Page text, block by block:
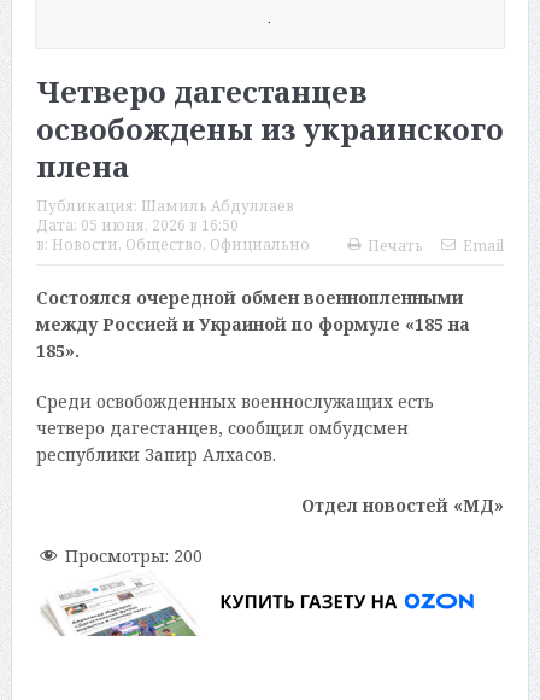
.
Четверо дагестанцев
освобождены из украинского
плена
Публикация: Шамиль Абдуллаев
Дата: 05 июня, 2026 в 16:50
в: Новости, Общество, Официально Печать Email
Состоялся очередной обмен военнопленными
между Россией и Украиной по формуле «185 на
185».
Среди освобожденных военнослужащих есть
четверо дагестанцев, сообщил омбудсмен
республики Запир Алхасов.
Отдел новостей «МД»
Просмотры: 200